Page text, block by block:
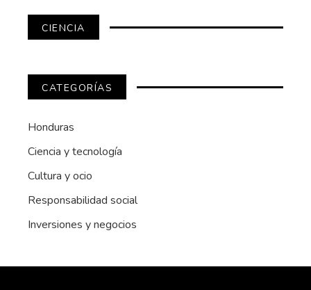
CIENCIA
CATEGORÍAS
Honduras
Ciencia y tecnología
Cultura y ocio
Responsabilidad social
Inversiones y negocios